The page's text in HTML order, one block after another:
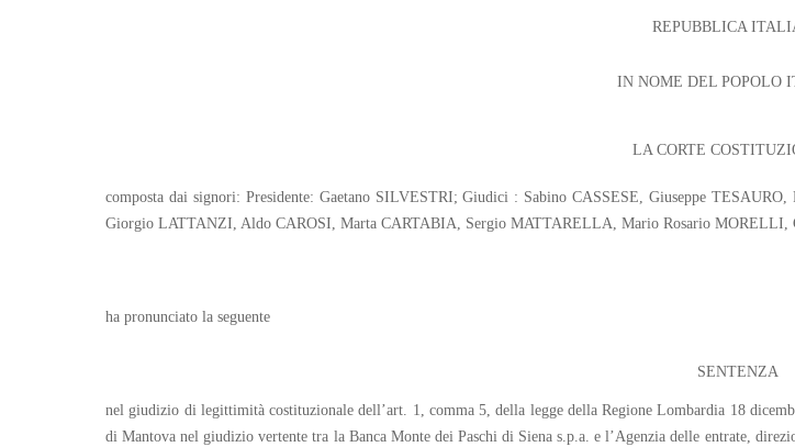
REPUBBLICA
IN NOME DEL POPOLO
LA CORTE
composta dai signori: Presidente: Gaetano SILVESTRI; Giudici : Sabino CASSESE, Giuseppe
Giorgio LATTANZI, Aldo CAROSI, Marta CARTABIA, Sergio MATTARELLA, Mario Rosario MORELLI,
ha pronunciato la seguente
SENTENZA
nel giudizio di legittimità costituzionale dell’art. 1, comma 5, della legge della Regione Lombardia 18
di Mantova nel giudizio vertente tra la Banca Monte dei Paschi di Siena s.p.a. e l’Agenzia delle entrate,